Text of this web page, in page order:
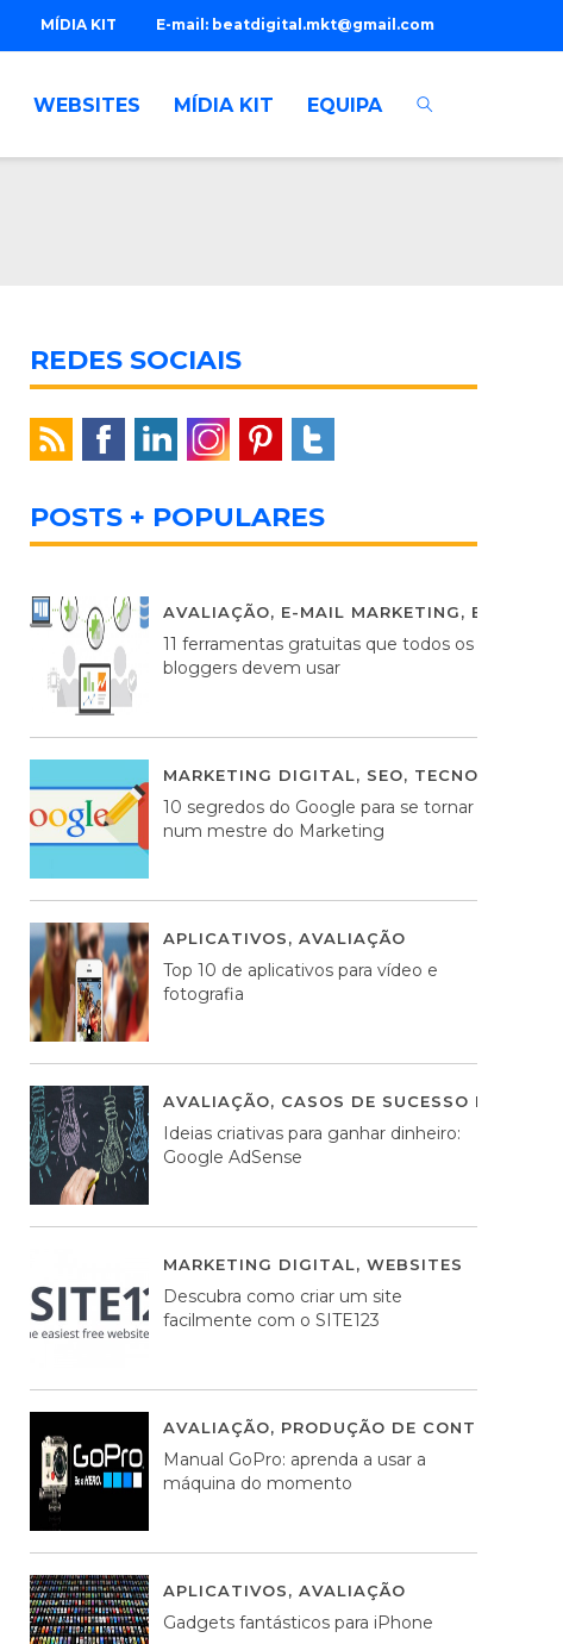
E-mail: beatdigital.mkt@gmail.com
MÍDIA KIT
WEBSITES MÍDIA KIT EQUIPA
REDES SOCIAIS
POSTS + POPULARES
AVALIAÇÃO, E-MAIL MARKETING,
11 ferramentas gratuitas que todos os
bloggers devem usar
MARKETING DIGITAL, SEO, TECNOLOGIA
10 segredos do Google para se tornar
num mestre do Marketing
APLICATIVOS, AVALIAÇÃO
Top 10 de aplicativos para vídeo e
fotografia
AVALIAÇÃO, CASOS DE SUCESSO DE
Ideias criativas para ganhar dinheiro:
Google AdSense
MARKETING DIGITAL, WEBSITES
Descubra como criar um site
facilmente com o SITE123
AVALIAÇÃO, PRODUÇÃO DE CONTEÚDOS
Manual GoPro: aprenda a usar a
máquina do momento
APLICATIVOS, AVALIAÇÃO
Gadgets fantásticos para iPhone